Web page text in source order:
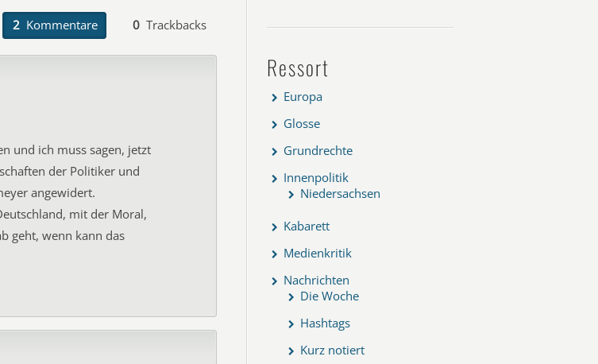
2 Kommentare 0 Trackbacks
und ich muss sagen, jetzt
der Politiker und
angewidert.
mit der Moral,
geht, wenn kann das
Ressort
Europa
Glosse
Grundrechte
Innenpolitik
Niedersachsen
Kabarett
Medienkritik
Nachrichten
Die Woche
Hashtags
Kurz notiert